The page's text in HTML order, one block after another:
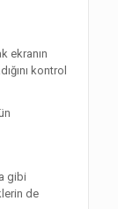
ekranın
kontrol
gibi
de